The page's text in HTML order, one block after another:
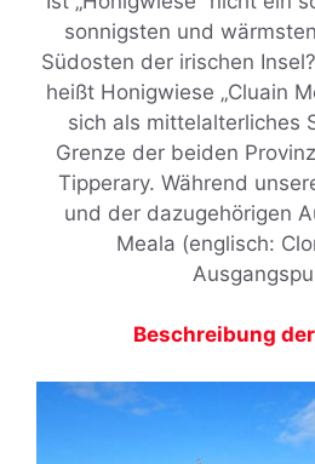
sonnigsten und
Südosten der irischen
heißt Honigwiese „Cluain
sich als mittelalterliches
Grenze der beiden
Tipperary. Während
und der dazugehörigen
Meala (englisch:
Beschreibung